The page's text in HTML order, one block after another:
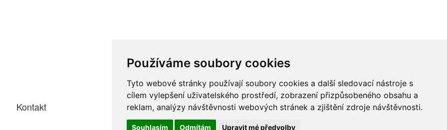
Používáme soubory cookies
Tyto webové stránky používají soubory cookies a další sledovací nástroje s
cílem vylepšení uživatelského prostředí, zobrazení přizpůsobeného obsahu a
reklam, analýzy návštěvnosti webových stránek a zjištění zdroje návštěvnosti.
Souhlasím Odmítám Upravit mé předvolby
Kontakt